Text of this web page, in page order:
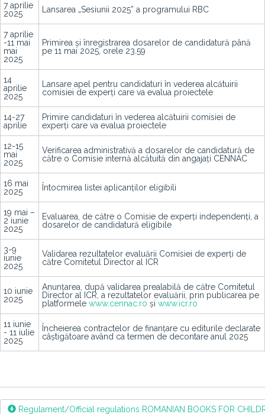
7 aprilie
2025
Lansarea „Sesiunii 2025” a programului RBC
7 aprilie
-11 mai
mai
2025
Primirea și înregistrarea dosarelor de candidatură până
pe 11 mai 2025, orele 23.59
14
aprilie
2025
Lansare apel pentru candidaturi în vederea alcătuirii
comisiei de experți care va evalua proiectele
14-27
aprilie
Primire candidaturi în vederea alcătuirii comisiei de
experți care va evalua proiectele
12-15
mai
2025
Verificarea administrativă a dosarelor de candidatură de
către o Comisie internă alcătuită din angajați CENNAC
16 mai
2025
Întocmirea listei aplicanților eligibili
19 mai –
2 iunie
2025
Evaluarea, de către o Comisie de experți independenți, a
dosarelor de candidatură eligibile
3-9
iunie
2025
Validarea rezultatelor evaluării Comisiei de experți de
către Comitetul Director al ICR
10 iunie
2025
Anunțarea, după validarea prealabilă de către Comitetul
Director al ICR, a rezultatelor evaluării, prin publicarea pe
platformele www.cennac.ro și www.icr.ro
11 iunie
- 11 iulie
2025
Încheierea contractelor de finanțare cu editurile declarate
câștigătoare având ca termen de decontare anul 2025
Regulament/Official regulations ROMANIAN BOOKS FOR